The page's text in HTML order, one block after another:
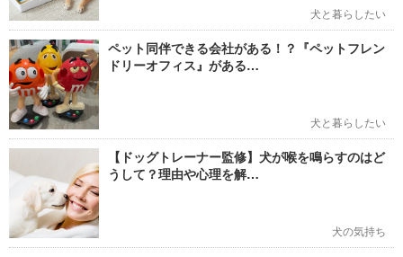
犬と暮らしたい
ペット同伴できる会社がある！？『ペットフレン
ドリーオフィス』がある…
犬と暮らしたい
【ドッグトレーナー監修】犬が喉を鳴らすのはど
うして？理由や心理を解…
犬の気持ち